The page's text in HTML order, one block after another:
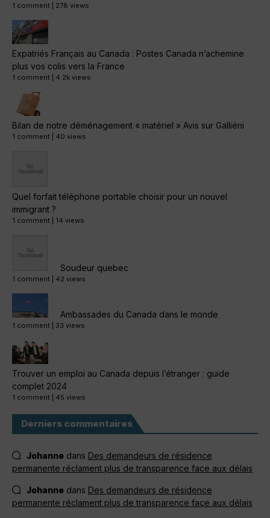
1 comment 278 views
Expatriés Français au Canada : Postes Canada n’achemine
plus vos colis vers la France
1 comment 4.2k views
Bilan de notre déménagement « matériel » Avis sur Galliéni
1 comment 40 views
Quel forfait téléphone portable choisir pour un nouvel
immigrant ?
1 comment 14 views
Soudeur quebec
1 comment 42 views
Ambassades du Canada dans le monde
1 comment 33 views
Trouver un emploi au Canada depuis l’étranger : guide
complet 2024
1 comment 45 views
Derniers commentaires
Johanne dans Des demandeurs de résidence
permanente réclament plus de transparence face aux délais
Johanne dans Des demandeurs de résidence
permanente réclament plus de transparence face aux délais